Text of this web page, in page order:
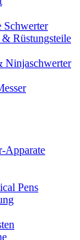
Schwerter
Rüstungsteile
Ninjaschwerter
Apparate
Pens